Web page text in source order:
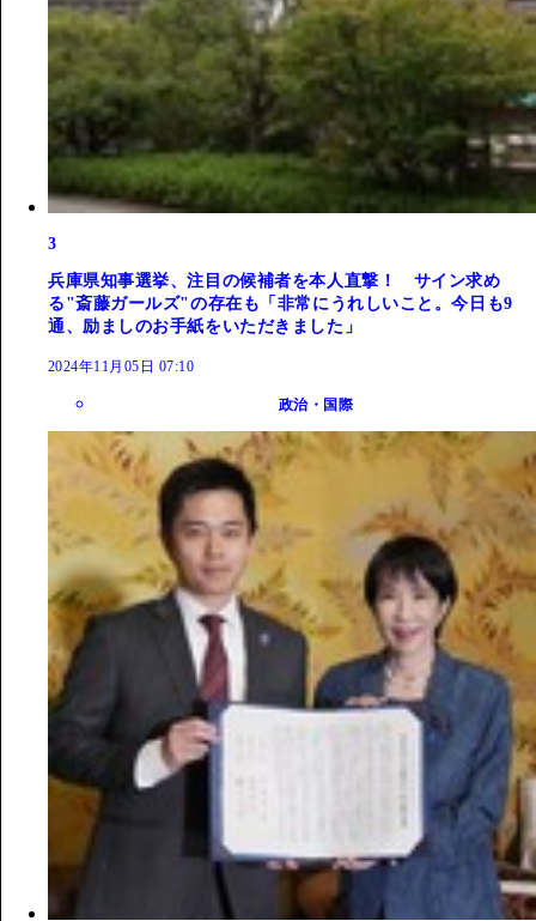
3
兵庫県知事選挙、注目の候補者を本人直撃！ サイン求め
る"斎藤ガールズ"の存在も「非常にうれしいこと。今日も9
通、励ましのお手紙をいただきました」
2024年11月05日 07:10
政治・国際